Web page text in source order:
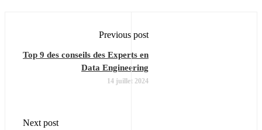
Previous post
Top 9 des conseils des Experts en
Data Engineering
14 juillet 2024
Next post